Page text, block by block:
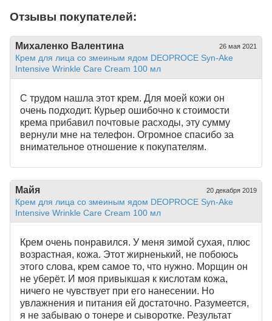
Отзывы покупателей:
Михаленко Валентина 26 мая 2021
Крем для лица со змеиным ядом DEOPROCE Syn-Ake
Intensive Wrinkle Care Cream 100 мл
С трудом нашла этот крем. Для моей кожи он
очень подходит. Курьер ошибочно к стоимости
крема прибавил почтовые расходы, эту сумму
вернули мне на телефон. Огромное спасибо за
внимательное отношение к покупателям.
Майя 20 декабря 2019
Крем для лица со змеиным ядом DEOPROCE Syn-Ake
Intensive Wrinkle Care Cream 100 мл
Крем очень понравился. У меня зимой сухая, плюс
возрастная, кожа. Этот жирненький, не побоюсь
этого слова, крем самое то, что нужно. Морщин он
не уберёт. И моя привыкшая к кислотам кожа,
ничего не чувствует при его нанесении. Но
увлажнения и питания ей достаточно. Разумеется,
я не забываю о тонере и сыворотке. Результат